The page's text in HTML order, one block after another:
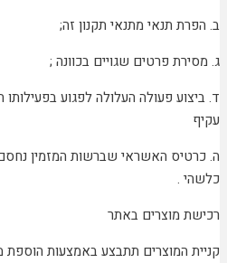
ב. הפרת תנאי מתנאי תקנון זה;
ג. מסירת פרטים שגויים בכוונה ;
ד. ביצוע פעולה העלולה לפגוע
עקיף
ה. כרטיס האשראי שברשות המזמין
כלשהי .
רכישת מוצרים באתר
קניית המוצרים תתבצע באמצעות הוספת